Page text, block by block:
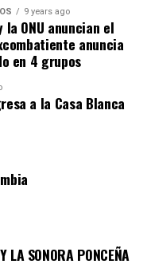
9 years ago
ONU anuncian el
anuncia
en 4 grupos
a la Casa Blanca
LA SONORA PONCEÑA